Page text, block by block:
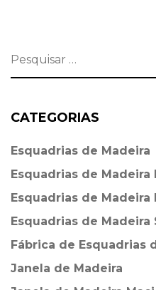
CATEGORIAS
Esquadrias de Madeira⁠
Esquadrias de Madeira
Esquadrias de Madeira
Esquadrias de Madeira
Fábrica de Esquadrias
Janela de Madeira